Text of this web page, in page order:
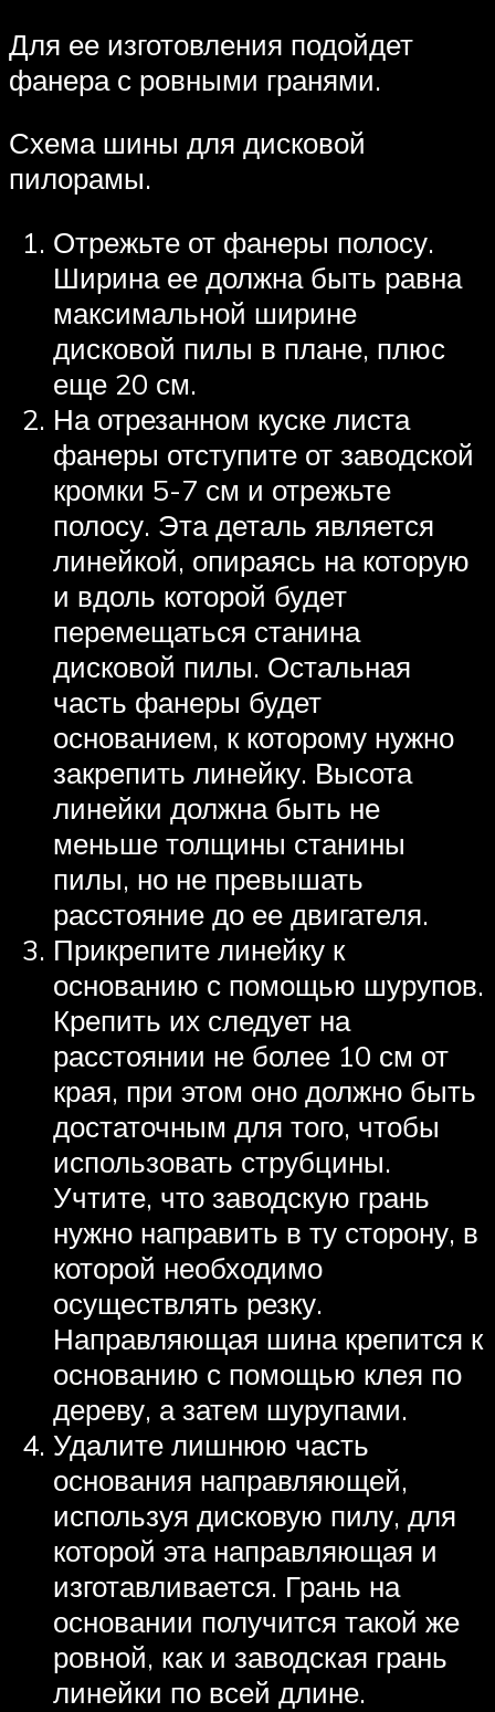
Для ее изготовления подойдет
фанера с ровными гранями.
Схема шины для дисковой
пилорамы.
Отрежьте от фанеры полосу.
Ширина ее должна быть равна
максимальной ширине
дисковой пилы в плане, плюс
еще 20 см.
На отрезанном куске листа
фанеры отступите от заводской
кромки 5-7 см и отрежьте
полосу. Эта деталь является
линейкой, опираясь на которую
и вдоль которой будет
перемещаться станина
дисковой пилы. Остальная
часть фанеры будет
основанием, к которому нужно
закрепить линейку. Высота
линейки должна быть не
меньше толщины станины
пилы, но не превышать
расстояние до ее двигателя.
Прикрепите линейку к
основанию с помощью шурупов.
Крепить их следует на
расстоянии не более 10 см от
края, при этом оно должно быть
достаточным для того, чтобы
использовать струбцины.
Учтите, что заводскую грань
нужно направить в ту сторону, в
которой необходимо
осуществлять резку.
Направляющая шина крепится к
основанию с помощью клея по
дереву, а затем шурупами.
Удалите лишнюю часть
основания направляющей,
используя дисковую пилу, для
которой эта направляющая и
изготавливается. Грань на
основании получится такой же
ровной, как и заводская грань
линейки по всей длине.